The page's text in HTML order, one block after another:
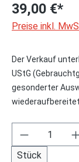
39,00 €*
Preise inkl.
Der Verkauf
UStG
gesonderter
Produkt
Stück